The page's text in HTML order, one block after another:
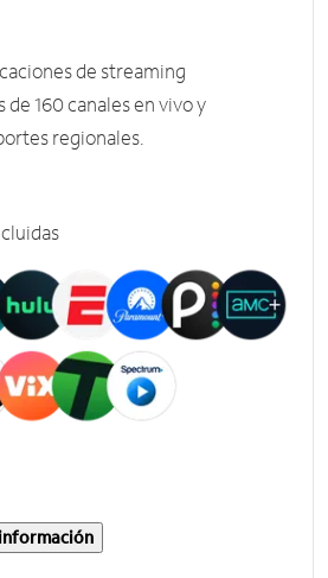
de streaming
de 160 canales en vivo y
regionales.